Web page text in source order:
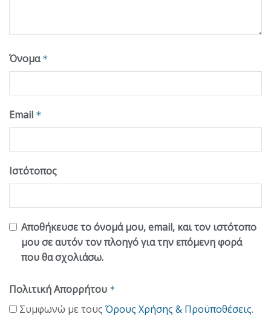
Όνομα *
Email *
Ιστότοπος
Αποθήκευσε το όνομά μου, email, και τον ιστότοπο
μου σε αυτόν τον πλοηγό για την επόμενη φορά
που θα σχολιάσω.
Πολιτική Απορρήτου *
Συμφωνώ με τους Όρους Χρήσης & Προϋποθέσεις.